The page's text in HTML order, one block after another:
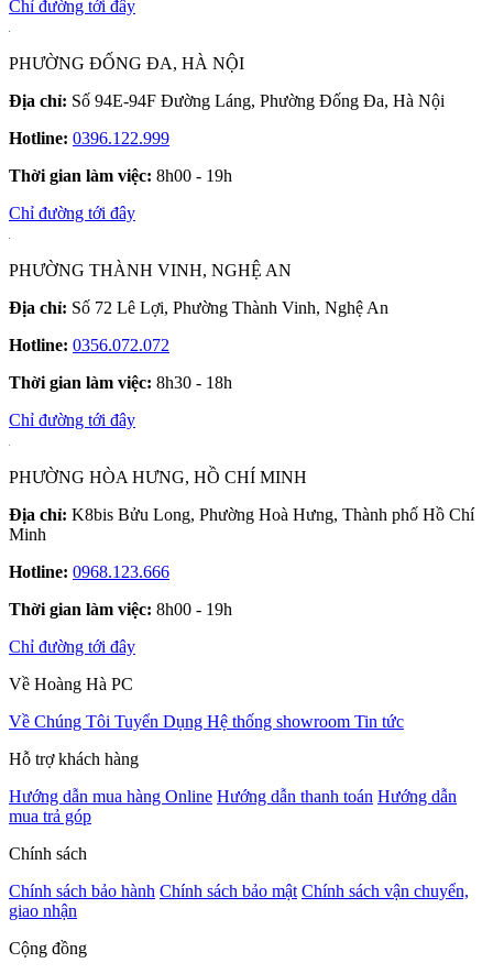
Chỉ đường tới đây
PHƯỜNG ĐỐNG ĐA, HÀ NỘI
Địa chỉ: Số 94E-94F Đường Láng, Phường Đống Đa, Hà Nội
Hotline: 0396.122.999
Thời gian làm việc: 8h00 - 19h
Chỉ đường tới đây
PHƯỜNG THÀNH VINH, NGHỆ AN
Địa chỉ: Số 72 Lê Lợi, Phường Thành Vinh, Nghệ An
Hotline: 0356.072.072
Thời gian làm việc: 8h30 - 18h
Chỉ đường tới đây
PHƯỜNG HÒA HƯNG, HỒ CHÍ MINH
Địa chỉ: K8bis Bửu Long, Phường Hoà Hưng, Thành phố Hồ Chí
Minh
Hotline: 0968.123.666
Thời gian làm việc: 8h00 - 19h
Chỉ đường tới đây
Về Hoàng Hà PC
Về Chúng Tôi Tuyển Dụng Hệ thống showroom Tin tức
Hỗ trợ khách hàng
Hướng dẫn mua hàng Online Hướng dẫn thanh toán Hướng dẫn
mua trả góp
Chính sách
Chính sách bảo hành Chính sách bảo mật Chính sách vận chuyển,
giao nhận
Cộng đồng